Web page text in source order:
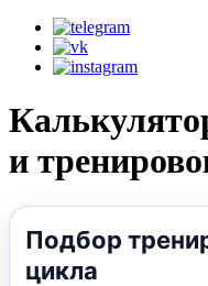
и
Подбор
цикла